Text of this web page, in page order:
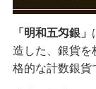
「明和五匁銀」
造した、銀貨を
格的な計数銀貨